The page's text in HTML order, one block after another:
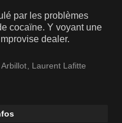
par les problèmes
cocaïne. Y voyant une
dealer.
Laurent Lafitte